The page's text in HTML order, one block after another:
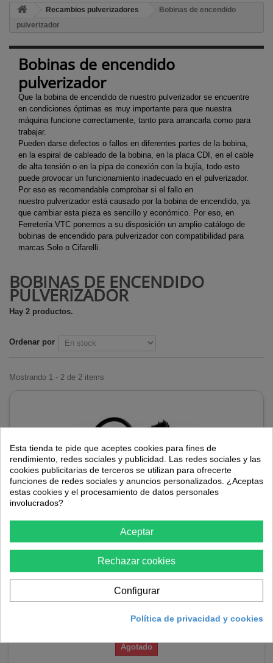
Recambios pulverizadores
Bobinas de encendido
pulverizador
Bobinas de encendido
pulverizador
Que la bobina de encendido de nuestro pulverizador se encuentre
en condiciones óptimas es muy importante para que nuestra
máquina funcione correctamente, tanto para arrancarla como para
trabajar.
Pueden darse defectos o fallos en diferentes partes de la bobina,
en la espiral de cableado de la bobina, en la placa CDI, en el cable
de alta tensión o en la pipa de conexión con la bujía, todo esto
puede provocar un funcionamiento inadecuado en el pulverizador.
Por eso es recomendable comprobar si el fallo en
nuestro pulverizador está causado por la bobina de encendido, ya
que cambiar esta pieza es sencillo y económico. Por eso, en
Ferretería VTC ponemos a su disposición un amplio catálogo de
bobinas de encendido para pulverizador con compatibilidad para
marcas Solo o Cifarelli.
BOBINAS DE ENCENDIDO
PULVERIZADOR
Hay 2 productos.
Ordenar por
Mostrando 1 - 2 de 2 items
Bobina de encendido pulverizador Solo 423 425
La Bobina de encendido pulverizador Solo 423 425 es un recambio
de consumo común cuando nuestro pulverizador tiene muchas
horas de uso.
26,57 €
Agotado
Esta tienda te pide que aceptes cookies para fines de
rendimiento, redes sociales y publicidad. Las redes sociales y las
cookies publicitarias de terceros se utilizan para ofrecerte
funciones de redes sociales y anuncios personalizados. ¿Aceptas
estas cookies y el procesamiento de datos personales
involucrados?
Aceptar
Rechazar cookies
Configurar
Política de privacidad y cookies